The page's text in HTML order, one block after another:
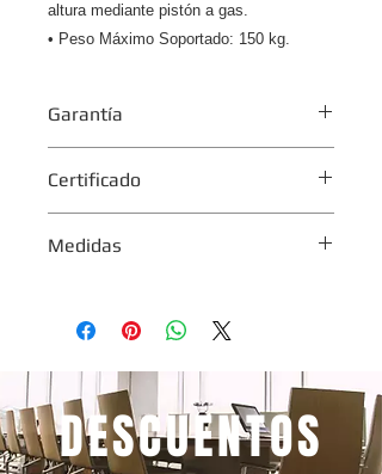
altura mediante pistón a gas.
• Peso Máximo Soportado: 150 kg.
Garantía
Certificado
ANSI
Medidas
Altura Total-Silla: 92 cm. a 101.5 cm.
Ancho del asiento: 49 cm.
Profundidad del asiento: 52 cm.
Ancho del respaldar: 47.5 cm.
DESCUENTOS